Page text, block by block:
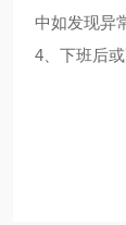
中如发现异
4、下班后